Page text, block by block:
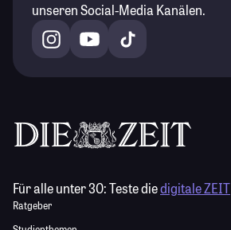
unseren Social-Media Kanälen.
Für alle unter 30:Teste diedigitale ZEIT
Ratgeber